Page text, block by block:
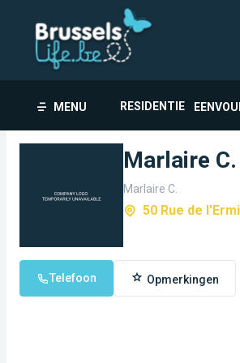
MENU RESIDENTIE
Marlaire C.
Marlaire C.
50 Rue de
Telefoon Opmerkingen